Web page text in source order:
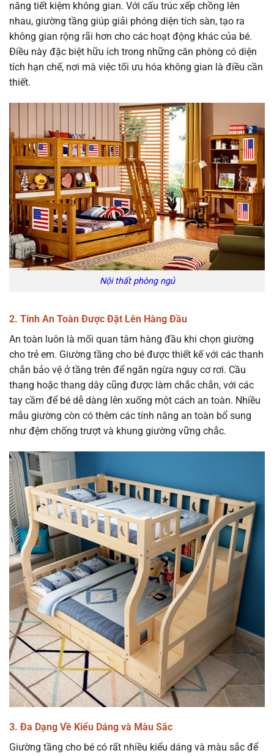
năng tiết kiệm không gian. Với cấu trúc xếp chồng lên
nhau, giường tầng giúp giải phóng diện tích sàn, tạo ra
không gian rộng rãi hơn cho các hoạt động khác của bé.
Điều này đặc biệt hữu ích trong những căn phòng có diện
tích hạn chế, nơi mà việc tối ưu hóa không gian là điều cần
thiết.
Nội thất phòng ngủ
2. Tính An Toàn Được Đặt Lên Hàng Đầu
An toàn luôn là mối quan tâm hàng đầu khi chọn giường
cho trẻ em. Giường tầng cho bé được thiết kế với các thanh
chắn bảo vệ ở tầng trên để ngăn ngừa nguy cơ rơi. Cầu
thang hoặc thang dây cũng được làm chắc chắn, với các
tay cầm để bé dễ dàng lên xuống một cách an toàn. Nhiều
mẫu giường còn có thêm các tính năng an toàn bổ sung
như đệm chống trượt và khung giường vững chắc.
3. Đa Dạng Về Kiểu Dáng và Màu Sắc
Giường tầng cho bé có rất nhiều kiểu dáng và màu sắc để